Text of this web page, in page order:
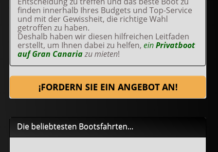
finden innerhalb Ihres Budgets und Top-Service
und mit der Gewissheit, die richtige Wahl
getroffen zu haben.
Deshalb haben wir diesen hilfreichen Leitfaden
erstellt, um Ihnen dabei zu helfen,einPrivatboot
auf Gran Canariazu mieten!
¡FORDERN SIE EIN ANGEBOT AN!
Die beliebtesten Bootsfahrten...